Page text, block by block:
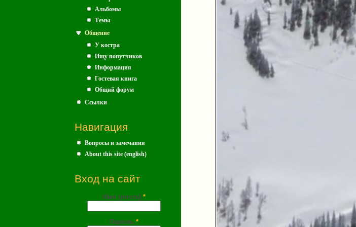
Альбомы
Темы
Общение
У костра
Ищу попутчиков
Информация
Гостевая книга
Общий форум
Ссылки
Навигация
Вопросы и замечания
About this site (english)
Вход на сайт
Имя (почта) *
Пароль *